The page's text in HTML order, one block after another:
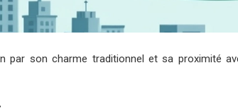
par son charme traditionnel et sa proximité